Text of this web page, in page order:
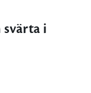
svärta i